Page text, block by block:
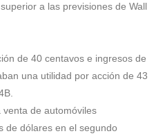
a las previsiones de Wall
de 40 centavos e ingresos de
una utilidad por acción de 43
de automóviles
de dólares en el segundo